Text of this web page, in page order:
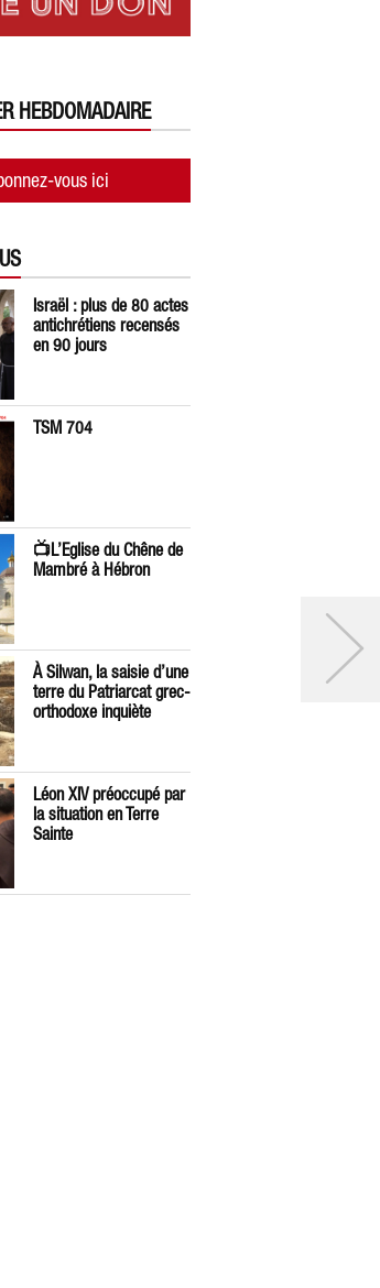
HEBDOMADAIRE
vous ici
Israël : plus de 80 actes
antichrétiens recensés
en 90 jours
TSM 704
📺L’Eglise du Chêne de
Mambré à Hébron
À Silwan, la saisie d’une
terre du Patriarcat grec-
orthodoxe inquiète
Léon XIV préoccupé par
la situation en Terre
Sainte